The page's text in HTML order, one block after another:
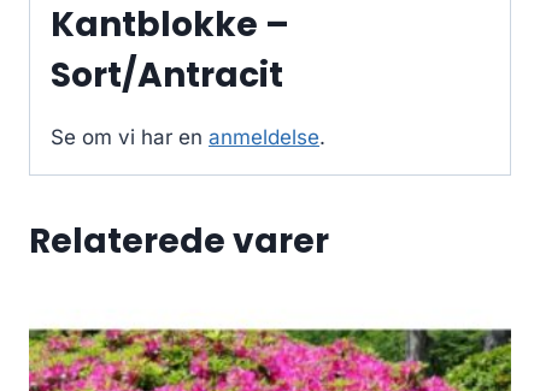
Kantblokke –
Sort/Antracit
Se om vi har en anmeldelse.
Relaterede varer